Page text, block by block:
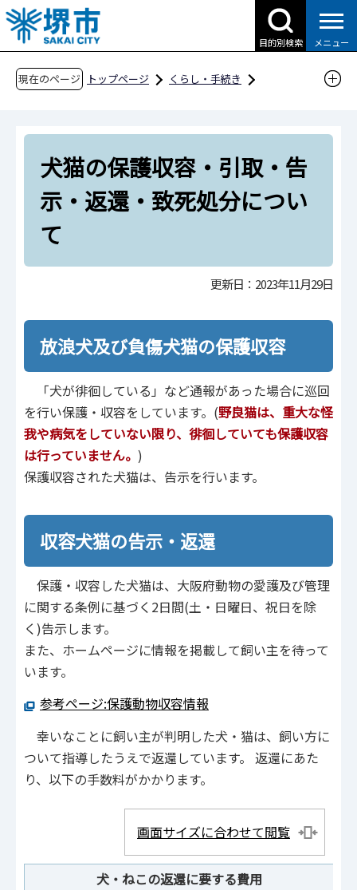
こ
の
ペ
目的別検索 メニュー
現在のページ トップページ
くらし・手続き
犬猫の保護収容・引取・告示・返還・致死処分
について
犬猫の保護収容・引取・告
示・返還・致死処分につい
て
更新日：2023年11月29日
放浪犬及び負傷犬猫の保護収容
「犬が徘徊している」など通報があった場合に巡回
を行い保護・収容をしています。(野良猫は、重大な怪
我や病気をしていない限り、徘徊していても保護収容
は行っていません。 )
保護収容された犬猫は、告示を行います。
収容犬猫の告示・返還
保護・収容した犬猫は、大阪府動物の愛護及び管理
に関する条例に基づく2日間(土・日曜日、祝日を除
く)告示します。
また、ホームページに情報を掲載して飼い主を待って
います。
参考ページ:保護動物収容情報
幸いなことに飼い主が判明した犬・猫は、飼い方に
ついて指導したうえで返還しています。 返還にあた
り、以下の手数料がかかります。
画面サイズに合わせて閲覧
犬・ねこの返還に要する費用